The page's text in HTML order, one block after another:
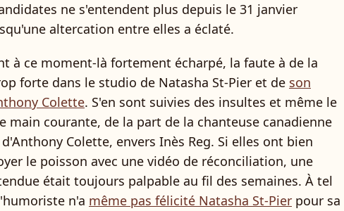
ne s'entendent plus depuis le 31 janvier
altercation entre elles a éclaté.
à ce moment-là fortement écharpé, la faute à de la
forte dans le studio de Natasha St-Pier et de son
Colette. S'en sont suivies des insultes et même le
main courante, de la part de la chanteuse canadienne
Colette, envers Inès Reg. Si elles ont bien
le poisson avec une vidéo de réconciliation, une
était toujours palpable au fil des semaines. À tel
n'a même pas félicité Natasha St-Pier pour sa